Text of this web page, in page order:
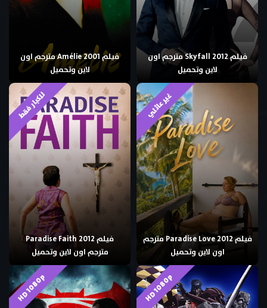
فيلم Skyfall 2012 مترجم اون
لاين وتحميل
فيلم Amélie 2001 مترجم اون
لاين وتحميل
غير عائلي
فيلم Paradise Love 2012 مترجم
اون لاين وتحميل
للكبار فقط
فيلم Paradise Faith 2012
مترجم اون لاين وتحميل
HD 1080p
HD 1080p